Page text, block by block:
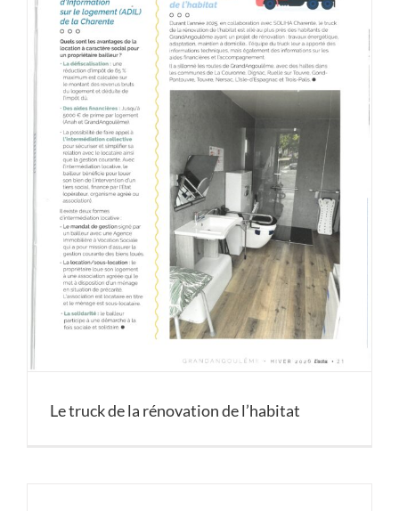
Le truck de la rénovation de l’habitat